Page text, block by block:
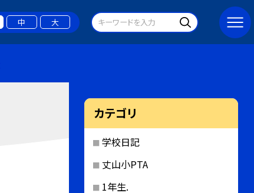
中 大
カテゴリ
学校日記
丈山小PTA
1年生.